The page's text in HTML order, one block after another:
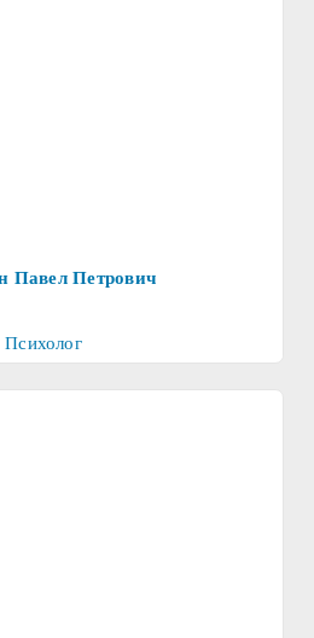
Павел Петрович
Психолог